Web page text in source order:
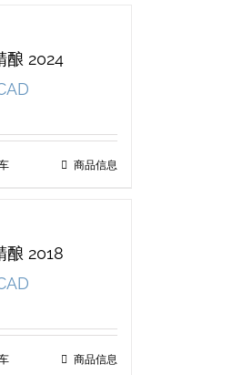
酿 2024
商品信息
酿 2018
商品信息